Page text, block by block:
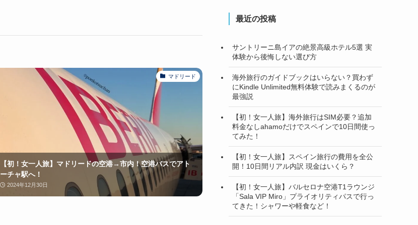
マドリード
【初！女一人旅】マドリードの空港→市内！空港バスでアト
ーチャ駅へ！
2024年12月30日
最近の投稿
サントリーニ島イアの絶景高級ホテル5選 実
体験から後悔しない選び方
海外旅行のガイドブックはいらない？買わず
にKindle Unlimited無料体験で読みまくるのが
最強説
【初！女一人旅】海外旅行はSIM必要？追加
料金なしahamoだけでスペインで10日間使っ
てみた！
【初！女一人旅】スペイン旅行の費用を全公
開！10日間リアル内訳 現金はいくら？
【初！女一人旅】バルセロナ空港T1ラウンジ
「Sala VIP Miro」プライオリティパスで行っ
てきた！シャワーや軽食など！